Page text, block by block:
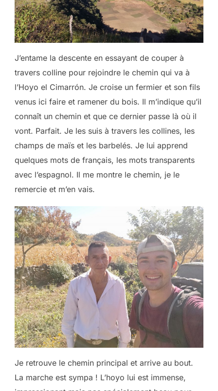
J’entame la descente en essayant de couper à
travers colline pour rejoindre le chemin qui va à
l’Hoyo el Cimarrón. Je croise un fermier et son fils
venus ici faire et ramener du bois. Il m’indique qu’il
connaît un chemin et que ce dernier passe là où il
vont. Parfait. Je les suis à travers les collines, les
champs de maïs et les barbelés. Je lui apprend
quelques mots de français, les mots transparents
avec l’espagnol. Il me montre le chemin, je le
remercie et m’en vais.
Je retrouve le chemin principal et arrive au bout.
La marche est sympa ! L’hoyo lui est immense,